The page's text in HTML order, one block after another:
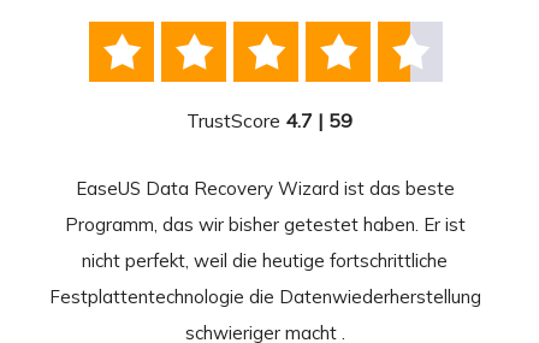
    
TrustScore 4.7 | 59
EaseUS Data Recovery Wizard ist das beste
Programm, das wir bisher getestet haben. Er ist
nicht perfekt, weil die heutige fortschrittliche
Festplattentechnologie die Datenwiederherstellung
schwieriger macht .